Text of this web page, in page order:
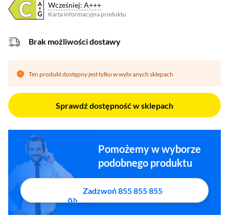
Wcześniej: A+++
Karta informacyjna produktu
Plik w formacie pdf
(otworzy się w nowym oknie)
Brak możliwości dostawy
Ten produkt dostępny jest tylko w wybranych sklepach
Sprawdź dostępność w sklepach
Pomożemy w wyborze
podobnego produktu
Zadzwoń 855 855 855